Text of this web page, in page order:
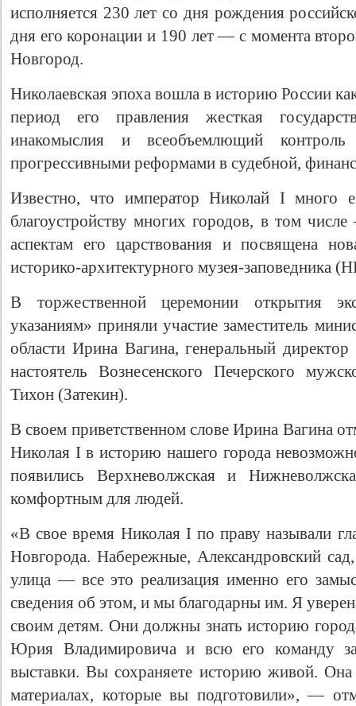
исполняется 230 лет со дня рождения
дня его коронации и 190 лет — с момента
Новгород.
Николаевская эпоха вошла в историю России
период его правления жесткая
инакомыслия и всеобъемлющий контроль
прогрессивными реформами в судебной,
Известно, что император Николай I много
благоустройству многих городов, в том
аспектам его царствования и посвящена
историко-архитектурного музея-заповедника
В торжественной церемонии открытия
указаниям» приняли участие заместитель
области Ирина Вагина, генеральный
настоятель Вознесенского Печерского
Тихон (Затекин).
В своем приветственном слове Ирина Вагина
Николая I в историю нашего города
появились Верхневолжская и
комфортным для людей.
«В свое время Николая I по праву называли
Новгорода. Набережные, Александровский
улица — все это реализация именно его
сведения об этом, и мы благодарны им. Я
своим детям. Они должны знать историю
Юрия Владимировича и всю его команду за
выставки. Вы сохраняете историю живой. Она
материалах, которые вы подготовили», —